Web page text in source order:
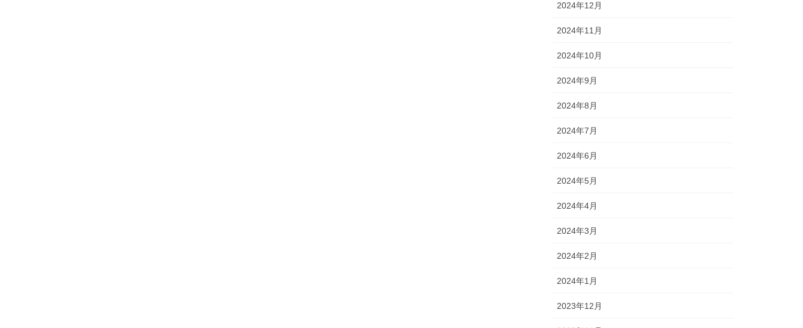
2024年12月
2024年11月
2024年10月
2024年9月
2024年8月
2024年7月
2024年6月
2024年5月
2024年4月
2024年3月
2024年2月
2024年1月
2023年12月